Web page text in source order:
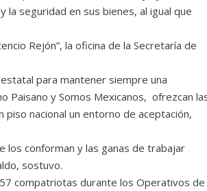
la seguridad en sus bienes, al igual que
Rejón”, la oficina de la Secretaría de
para mantener siempre una
Paisano y Somos Mexicanos, ofrezcan
nacional un entorno de aceptación,
los conforman y las ganas de trabajar
sostuvo.
compatriotas durante los Operativos de